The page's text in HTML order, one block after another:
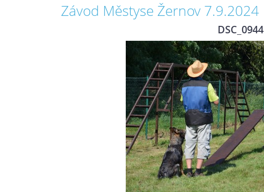
Závod Městyse Žernov 7.9.2024
DSC_0944